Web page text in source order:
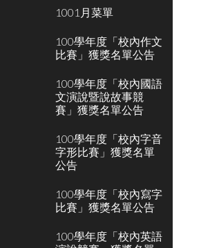
1001月菜單
100學年度「校內作文
比賽」獲獎名單公告
100學年度「校內國語
文演說暨說故事競
賽」獲獎名單公告
100學年度「校內字音
字形比賽」獲獎名單
公告
100學年度「校內寫字
比賽」獲獎名單公告
100學年度「校內英語